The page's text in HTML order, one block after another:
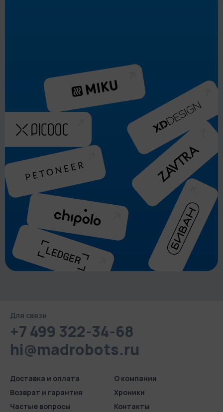
Для связи
+7 499 322-34-68
hi@madrobots.ru
Доставка и оплата
Возврат и гарантия
Частые вопросы
О компании
Хроники
Контакты